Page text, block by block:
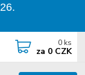
0 ks
za 0 CZK